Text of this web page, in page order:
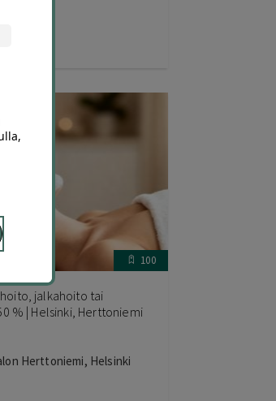
100
jalkahoito tai
% | Helsinki, Herttoniemi
Herttoniemi, Helsinki